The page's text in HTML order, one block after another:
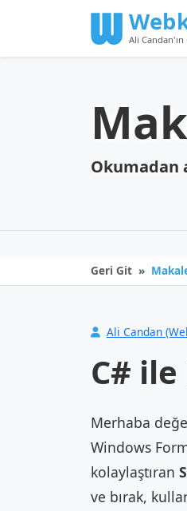
Ali
Okumadan
Geri Git
Ali Candan
C# ile
Merhaba
Windows
kolaylaştıran
ve bırak,